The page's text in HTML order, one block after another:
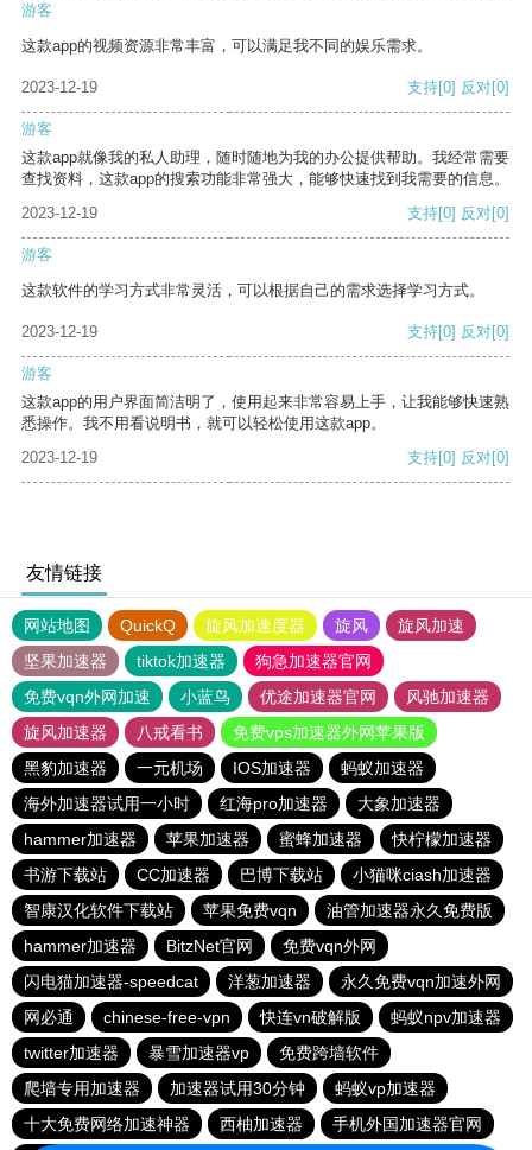
游客
这款app的视频资源非常丰富，可以满足我不同的娱乐需求。
2023-12-19 支持[0] 反对[0]
游客
这款app就像我的私人助理，随时随地为我的办公提供帮助。我经常需要
查找资料，这款app的搜索功能非常强大，能够快速找到我需要的信息。
2023-12-19
支持[0] 反对[0]
游客
这款软件的学习方式非常灵活，可以根据自己的需求选择学习方式。
2023-12-19 支持[0] 反对[0]
游客
这款app的用户界面简洁明了，使用起来非常容易上手，让我能够快速熟
悉操作。我不用看说明书，就可以轻松使用这款app。
2023-12-19
支持[0] 反对[0]
友情链接
网站地图 QuickQ 旋风加速度器 旋风
旋风加速
坚果加速器
tiktok加速器
狗急加速器官网
免费vqn外网加速
小蓝鸟 优途加速器官网
风驰加速器
旋风加速器
八戒看书
免费vps加速器外网苹果版
黑豹加速器
一元机场 IOS加速器
蚂蚁加速器
海外加速器试用一小时
红海pro加速器
大象加速器
hammer加速器
苹果加速器 蜜蜂加速器
快柠檬加速器
书游下载站
CC加速器 巴博下载站
小猫咪ciash加速器
智康汉化软件下载站
苹果免费vqn
油管加速器永久免费版
hammer加速器
BitzNet官网
免费vqn外网
闪电猫加速器-speedcat
洋葱加速器
永久免费vqn加速外网
网必通
chinese-free-vpn 快连vn破解版
蚂蚁npv加速器
twitter加速器
暴雪加速器vp
免费跨墙软件
爬墙专用加速器
加速器试用30分钟
蚂蚁vp加速器
十大免费网络加速神器
西柚加速器 手机外国加速器官网